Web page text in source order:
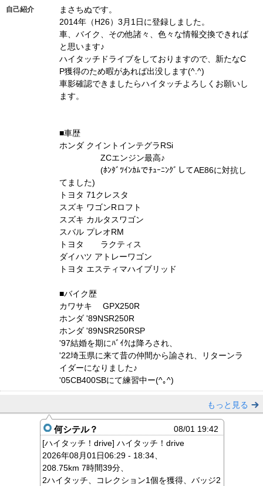
自己紹介
まさちぬです。
2014年（H26）3月1日に登録しました。
車、バイク、その他諸々、色々な情報交換できれば
と思います♪
ハイタッチドライブをしておりますので、新たなC
P獲得のため暇があれば出没します(^.^)
車影確認できましたらハイタッチよろしくお願いし
ます。
■車歴
ホンダ クイントインテグラRSi
ZCエンジン最高♪
(ﾎﾝﾀﾞﾂｲﾝｶﾑでﾁｭｰﾆﾝｸﾞしてAE86に対抗し
てました)
トヨタ 71クレスタ
スズキ ワゴンRロフト
スズキ カルタスワゴン
スバル プレオRM
トヨタ ラクティス
ダイハツ アトレーワゴン
トヨタ エスティマハイブリッド
■バイク歴
カワサキ GPX250R
ホンダ '89NSR250R
ホンダ '89NSR250RSP
'97結婚を期にﾊﾞｲｸは降ろされ、
'22埼玉県に来て昔の仲間から諭され、リターンラ
イダーになりました♪
'05CB400SBにて練習中ー(^｡^)
もっと見る
何シテル？
08/01 19:42
[ハイタッチ！drive] ハイタッチ！drive
2026年08月01日06:29 - 18:34、
208.75km 7時間39分、
2ハイタッチ、コレクション1個を獲得、バッジ2